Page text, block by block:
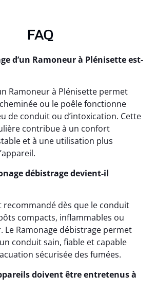
FAQ
d’un Ramoneur à Plénisette est-
Ramoneur à Plénisette permet
ou le poêle fonctionne
de conduit ou d’intoxication. Cette
contribue à un confort
et à une utilisation plus
débistrage devient-il
recommandé dès que le conduit
compacts, inflammables ou
Le Ramonage débistrage permet
conduit sain, fiable et capable
sécurisée des fumées.
doivent être entretenus à